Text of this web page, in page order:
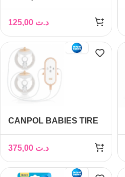
PORTABLE
POWERPUMP-20/107
د.ت
CANPOL BABIES TIRE
LIBRE DOUBLE REF
20/106
د.ت